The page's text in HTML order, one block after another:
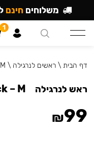
דף הבית \ראשים לנרגילה \
ראש לנרגילה – M
₪99
משלוחים חינם
1